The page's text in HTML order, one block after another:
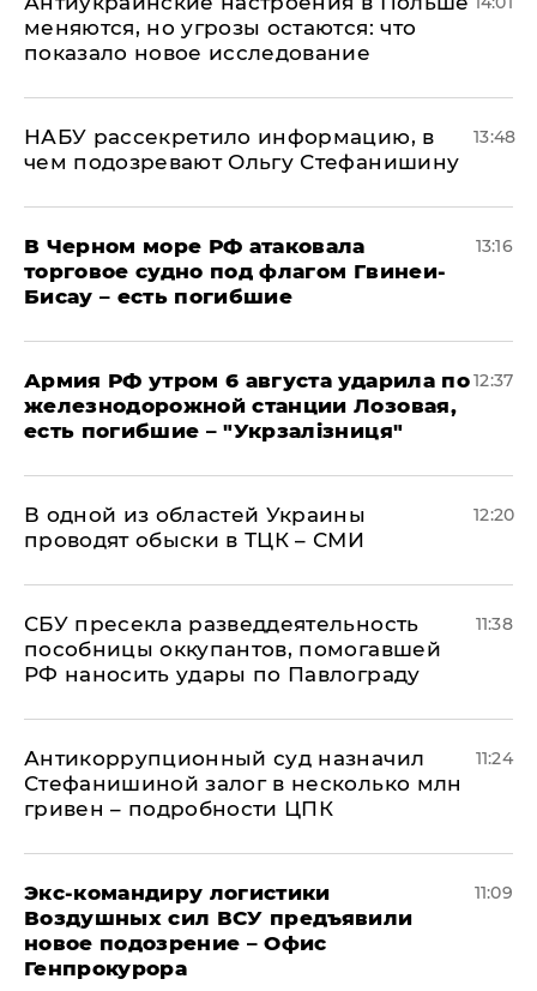
меняются, но угрозы остаются: что
показало новое исследование
НАБУ рассекретило информацию, в
чем подозревают Ольгу Стефанишину
13:48
В Черном море РФ атаковала
торговое судно под флагом Гвинеи-
Бисау – есть погибшие
13:16
Армия РФ утром 6 августа ударила по
железнодорожной станции Лозовая,
есть погибшие – "Укрзалізниця"
12:37
В одной из областей Украины
проводят обыски в ТЦК – СМИ
12:20
СБУ пресекла разведдеятельность
пособницы оккупантов, помогавшей
РФ наносить удары по Павлограду
11:38
Антикоррупционный суд назначил
Стефанишиной залог в несколько млн
гривен – подробности ЦПК
11:24
Экс-командиру логистики
Воздушных сил ВСУ предъявили
новое подозрение – Офис
Генпрокурора
11:09